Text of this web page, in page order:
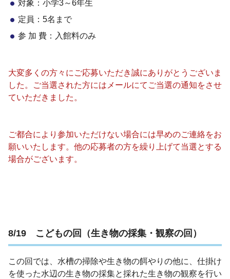
対象：小学3～6年生
定員：5名まで
参 加 費：入館料のみ
大変多くの方々にご応募いただき誠にありがとうございま
した。ご当選された方にはメールにてご当選の通知をさせ
ていただきました。
ご都合により参加いただけない場合には早めのご連絡をお
願いいたします。他の応募者の方を繰り上げて当選とする
場合がございます。
8/19 こどもの回（生き物の採集・観察の回）
この回では、 水槽の掃除や生き物の餌やりの他に、仕掛け
を使った水辺の生き物の採集と採れた生き物の観察を行い